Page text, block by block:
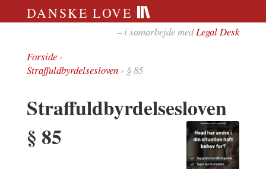
DANSKE LOVE
– i samarbejde medLegal Desk
Forside›
Straffuldbyrdelsesloven› § 85
Straffuldbyrdelsesloven
§ 85